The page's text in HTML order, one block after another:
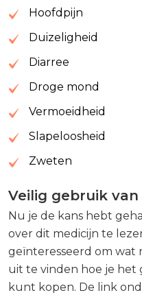
Hoofdpijn
Duizeligheid
Diarree
Droge mond
Vermoeidheid
Slapeloosheid
Zweten
Veilig gebruik
Nu je de kans hebt
over dit medicijn te
geïnteresseerd om wat
uit te vinden hoe je het
kunt kopen. De link